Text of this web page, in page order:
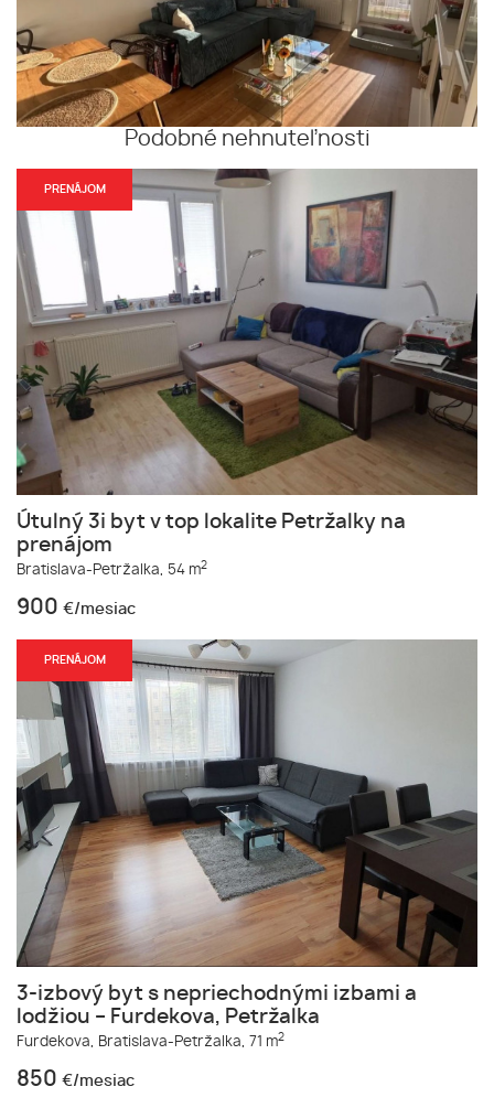
Podobné nehnuteľnosti
PRENÁJOM
Útulný 3i byt v top lokalite Petržalky na
prenájom
Bratislava-Petržalka, 54 m2
900 €/mesiac
PRENÁJOM
3-izbový byt s nepriechodnými izbami a
lodžiou – Furdekova, Petržalka
Furdekova, Bratislava-Petržalka, 71 m2
850 €/mesiac